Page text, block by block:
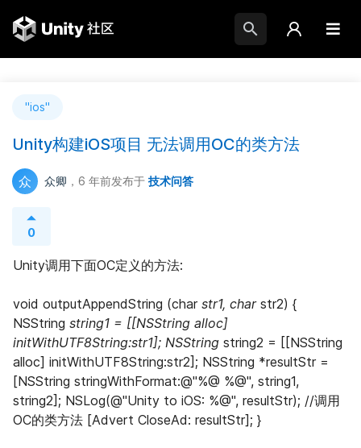
"ios"
Unity构建iOS项目 无法调用OC的类方法
众 众卿 ，6 年前发布于 技术问答
0
Unity调用下面OC定义的方法:
void outputAppendString (char str1, char str2) {
NSString string1 = [[NSString alloc]
initWithUTF8String:str1]; NSString string2 = [[NSString
alloc] initWithUTF8String:str2]; NSString *resultStr =
[NSString stringWithFormat:@"%@ %@", string1,
string2]; NSLog(@"Unity to iOS: %@", resultStr); //调用
OC的类方法 [Advert CloseAd: resultStr]; }